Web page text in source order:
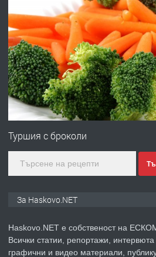
ПРЕДЛАГА Давам гараж
ПРЕДЛАГА
№4120
Туршия с броколи
За Haskovo.NET
Haskovo.NET е собственост на
Всички статии, репортажи, интервюта
графични и видео материали,